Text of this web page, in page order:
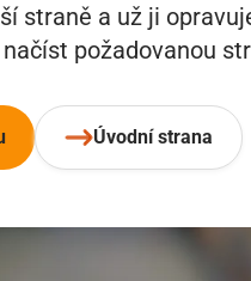
straně a už ji
požadovanou
Úvodní strana